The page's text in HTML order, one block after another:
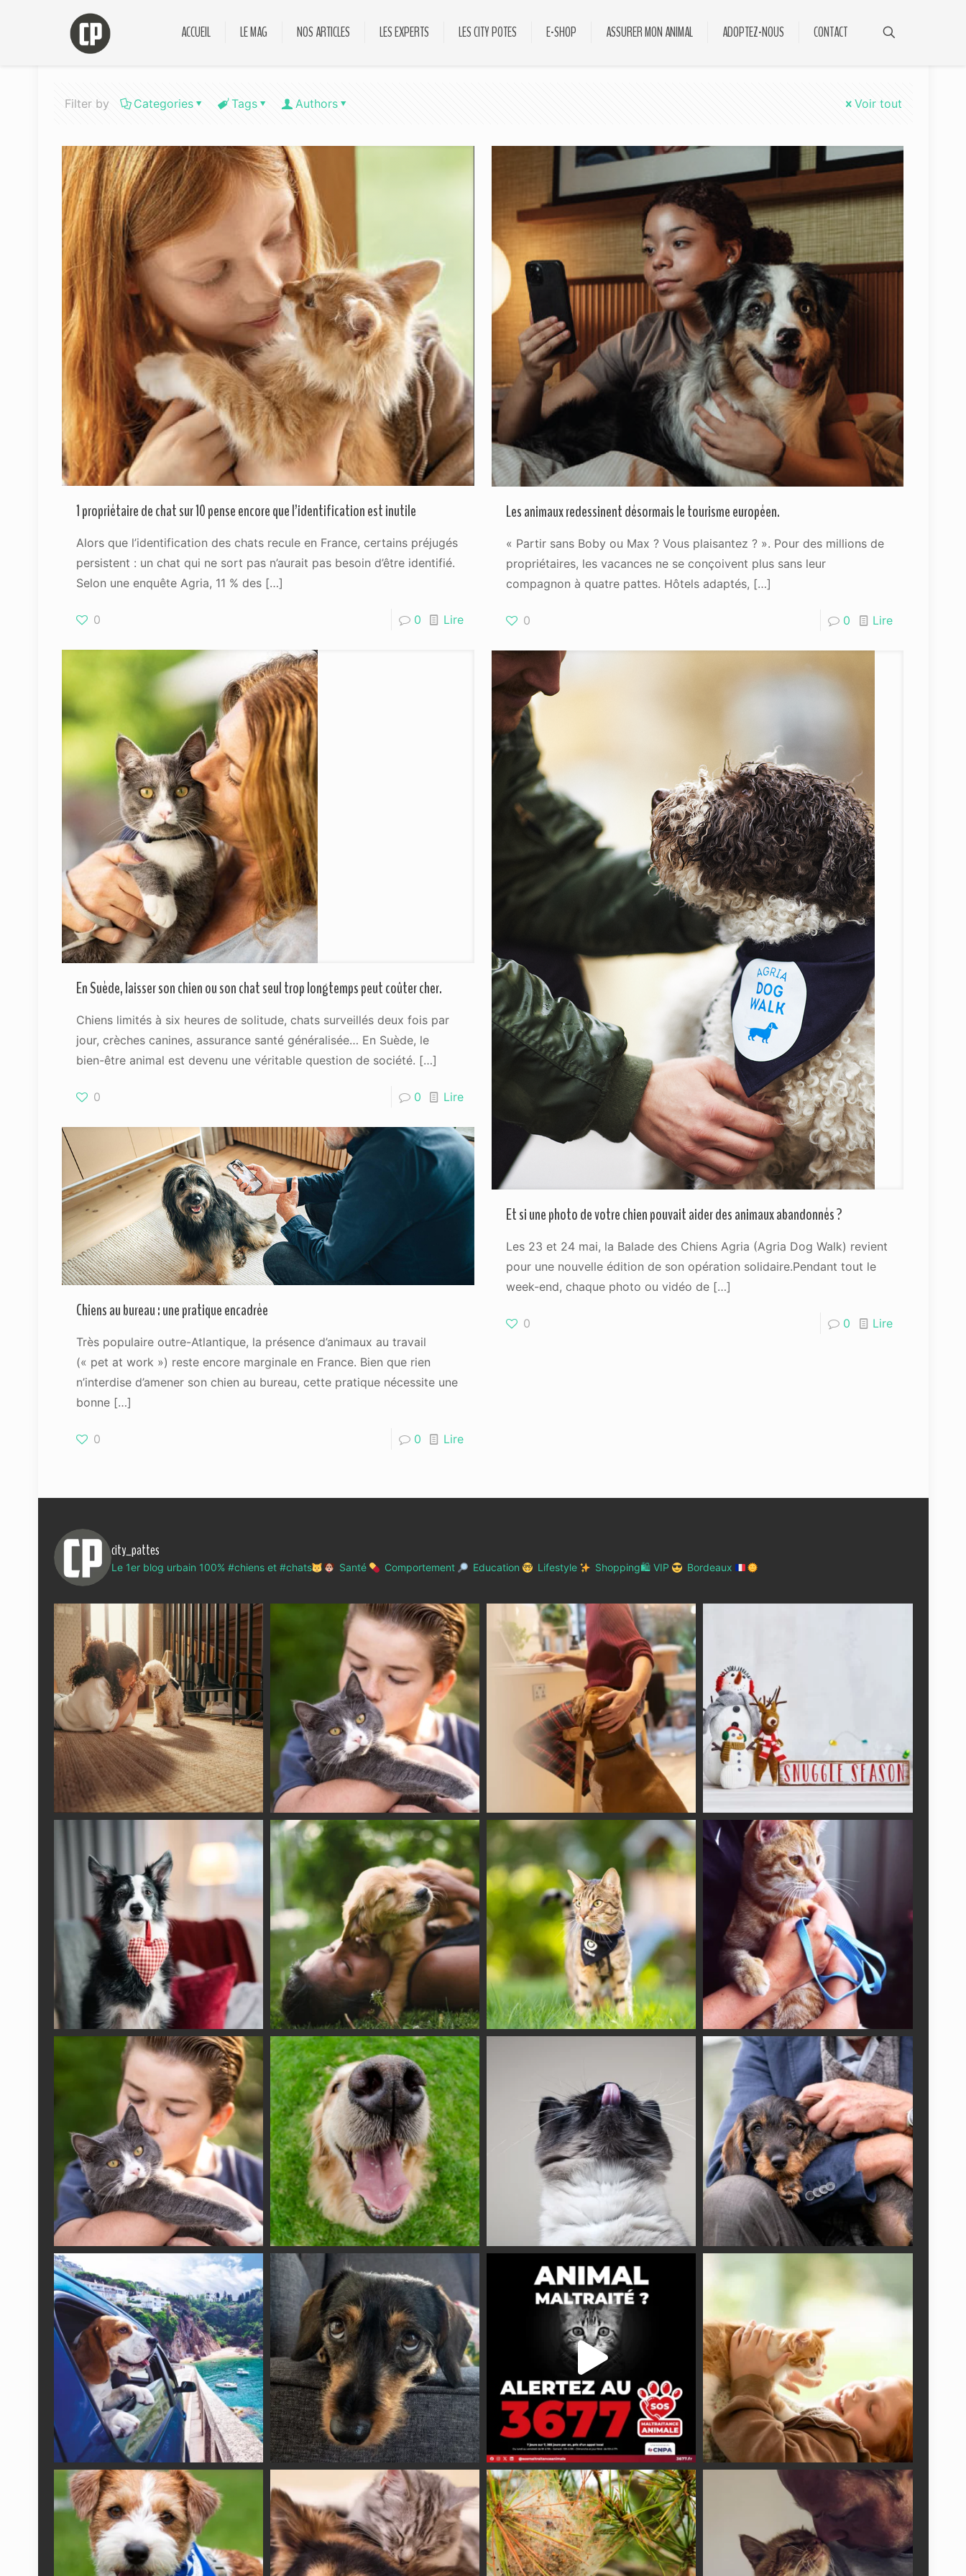
ACCUEIL LE MAG NOS ARTICLES LES EXPERTS LES CITY POTES E-SHOP ASSURER MON ANIMAL ADOPTEZ-NOUS CONTACT
Filter by Categories Tags Authors Voir tout
1 propriétaire de chat sur 10 pense encore que l’identification est inutile
Alors que l’identification des chats recule en France, certains préjugés
persistent : un chat qui ne sort pas n’aurait pas besoin d’être identifié.
Selon une enquête Agria, 11 % des […]
0 0 Lire
Les animaux redessinent désormais le tourisme européen.
« Partir sans Boby ou Max ? Vous plaisantez ? ». Pour des millions de
propriétaires, les vacances ne se conçoivent plus sans leur
compagnon à quatre pattes. Hôtels adaptés, […]
0 0 Lire
En Suède, laisser son chien ou son chat seul trop longtemps peut coûter cher.
Chiens limités à six heures de solitude, chats surveillés deux fois par
jour, crèches canines, assurance santé généralisée… En Suède, le
bien-être animal est devenu une véritable question de société. […]
0 0 Lire
Et si une photo de votre chien pouvait aider des animaux abandonnés ?
Les 23 et 24 mai, la Balade des Chiens Agria (Agria Dog Walk) revient
pour une nouvelle édition de son opération solidaire.Pendant tout le
week-end, chaque photo ou vidéo de[…]
0 0 Lire
Chiens au bureau : une pratique encadrée
Très populaire outre-Atlantique, la présence d’animaux au travail
(« pet at work ») reste encore marginale en France. Bien que rien
n’interdise d’amener son chien au bureau, cette pratique nécessite une
bonne […]
0 0 Lire
city_pattes
Le 1er blog urbain 100% #chiens et #chats Santé Comportement Education Lifestyle Shopping🛍 VIP Bordeaux